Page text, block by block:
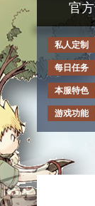
官
私人定制
每日任务
本服特色
游戏功能